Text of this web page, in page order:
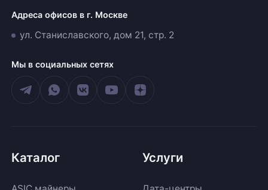
Адреса офисов в г. Москве
ул. Станиславского, дом 21, стр. 2
Мы в социальных сетях
Каталог Услуги